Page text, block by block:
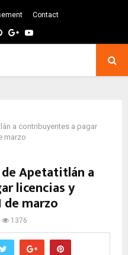
Contact
Pinterest
GoogleYoutube
a contribuyentes a pagar
marzo
Apetatitlán a
licencias y
de marzo
1376